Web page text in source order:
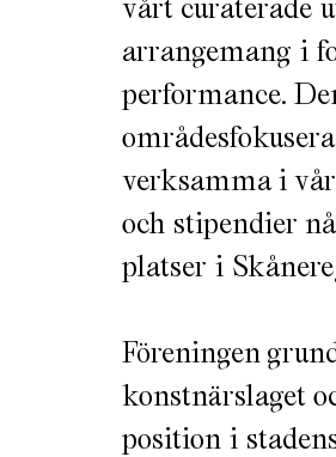
arrangemang i
performance.
verksamma i
och stipendier
platser i
Föreningen
konstnärslaget
position i